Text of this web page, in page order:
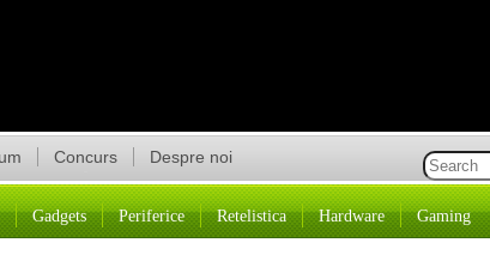
Concurs Despre noi
Gadgets Periferice Retelistica Hardware Gaming